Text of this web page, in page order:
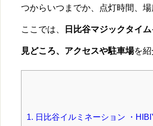
つからいつまでか、点灯時間、
ここでは、 日比谷マジックタイ
見どころ、アクセスや駐車場を紹
1. 日比谷イルミネーション ・